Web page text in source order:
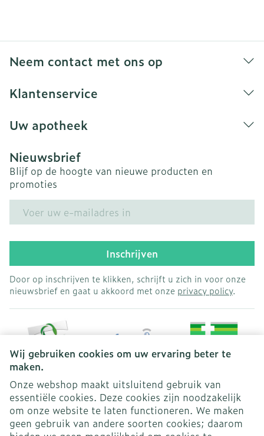
Wij gebruiken cookies om uw ervaring beter te
maken.
Onze webshop maakt uitsluitend gebruik van
essentiële cookies. Deze cookies zijn noodzakelijk
om onze website te laten functioneren. We maken
geen gebruik van andere soorten cookies; daarom
Neem contact met ons op
Klantenservice
Uw apotheek
Nieuwsbrief
Blijf op de hoogte van nieuwe producten en
promoties
Inschrijven
Door op inschrijven te klikken, schrijft u zich in voor onze
nieuwsbrief en gaat u akkoord met onze privacy policy.
Juridische links